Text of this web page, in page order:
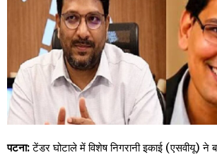
पटना:टेंडर घोटाले में विशेष निगरानी इकाई (एसवीयू) ने